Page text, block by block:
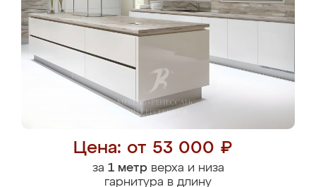
Цена: от 53 000 ₽
за 1 метрверха и низа
гарнитура в длину